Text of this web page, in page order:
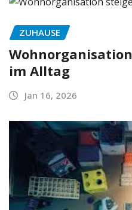
ZUHAUSE
im Alltag
Jan 16, 2026